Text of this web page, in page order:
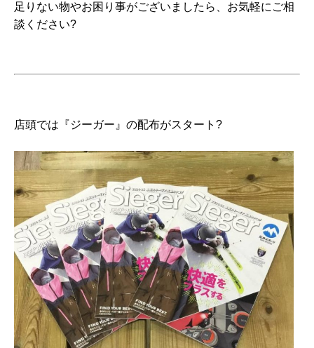
足りない物やお困り事がございましたら、お気軽にご相
談ください?
店頭では『ジーガー』の配布がスタート?